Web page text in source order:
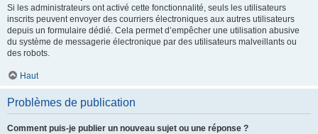
Si les administrateurs ont activé cette fonctionnalité, seuls les utilisateurs
inscrits peuvent envoyer des courriers électroniques aux autres utilisateurs
depuis un formulaire dédié. Cela permet d’empêcher une utilisation abusive
du système de messagerie électronique par des utilisateurs malveillants ou
des robots.
Haut
Problèmes de publication
Comment puis-je publier un nouveau sujet ou une réponse ?